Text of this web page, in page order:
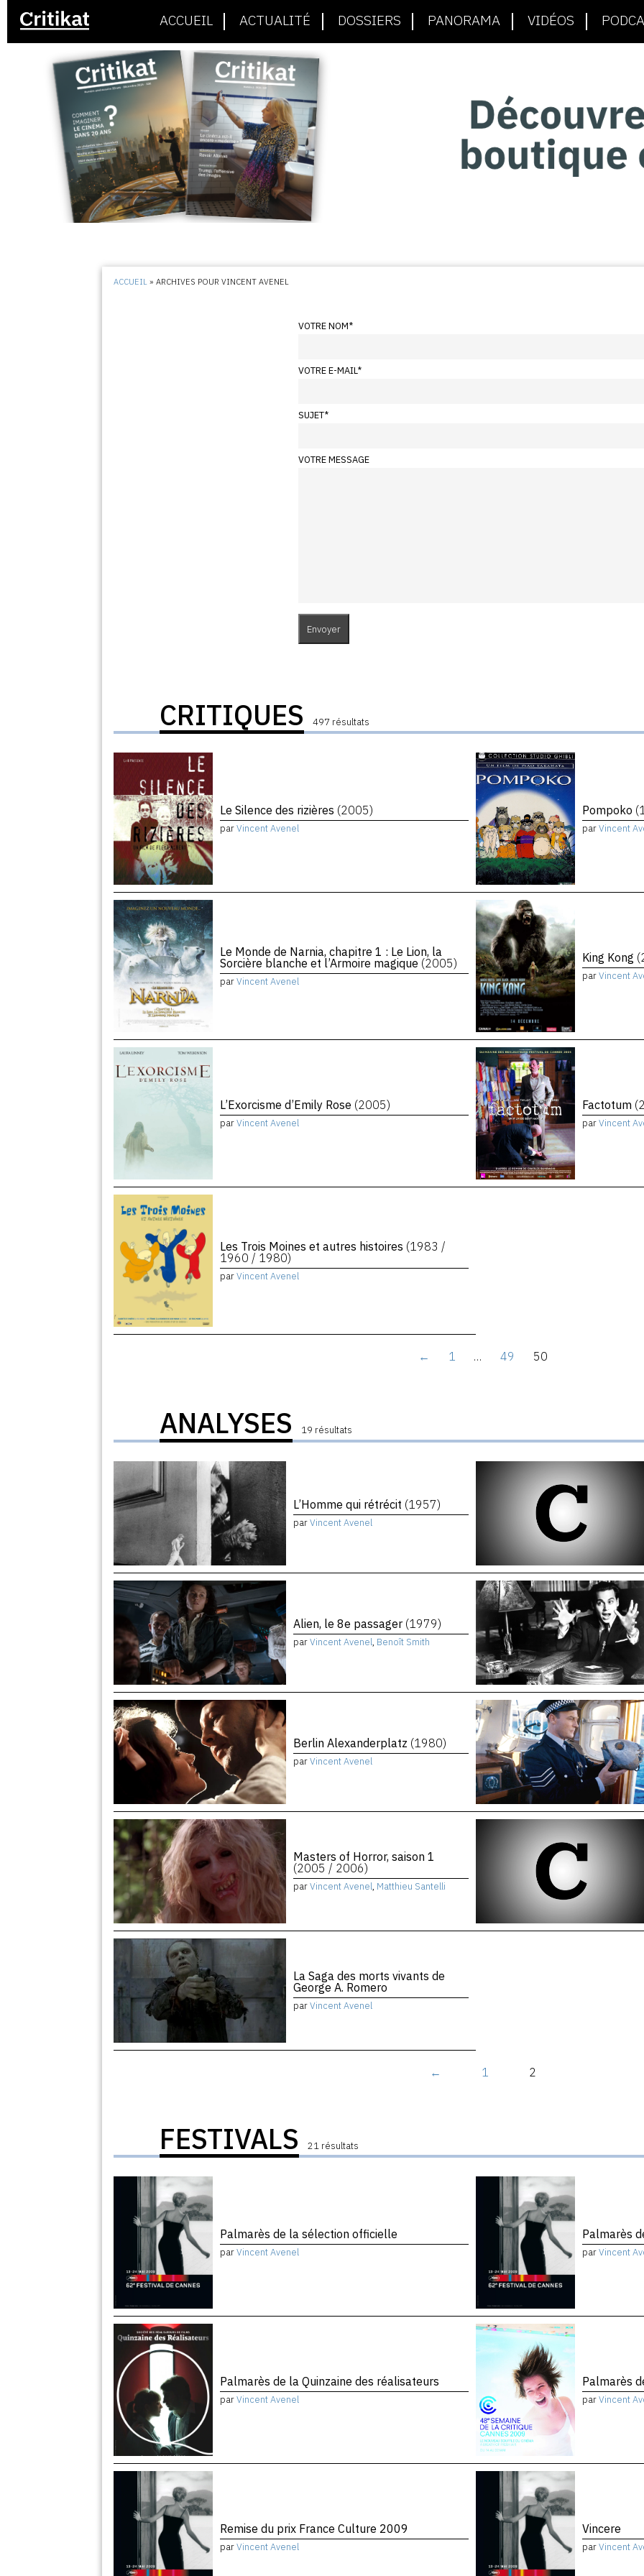
ACCUEIL ACTUALITÉ DOSSIERS PANORAMA VIDÉOS
ACCUEIL »ARCHIVES POUR VINCENT AVENEL
VOTRE NOM*
VOTRE E-MAIL*
SUJET*
VOTRE MESSAGE
CRITIQUES 497 résultats
Le Silence des rizières (2005)
parVincent Avenel
Pompoko
parVincent
Le Monde de Narnia, chapitre 1 : Le Lion, la
Sorcière blanche et l’Armoire magique (2005)
parVincent Avenel
King Kong
parVincent
L’Exorcisme d’Emily Rose (2005)
parVincent Avenel
Factotum
parVincent
Les Trois Moines et autres histoires (1983 /
1960 / 1980)
parVincent Avenel
← 1 … 49 50
ANALYSES 19 résultats
L’Homme qui rétrécit (1957)
parVincent Avenel
Alien, le 8e passager (1979)
parVincent Avenel, Benoît Smith
Berlin Alexanderplatz (1980)
parVincent Avenel
Masters of Horror, saison 1
(2005 / 2006)
parVincent Avenel, Matthieu Santelli
La Saga des morts vivants de
George A. Romero
parVincent Avenel
← 1 2
FESTIVALS 21 résultats
Palmarès de la sélection officielle
parVincent Avenel
Palmarès
parVincent
Palmarès de la Quinzaine des réalisateurs
parVincent Avenel
Palmarès
parVincent
Remise du prix France Culture 2009
parVincent Avenel
Vincere
parVincent